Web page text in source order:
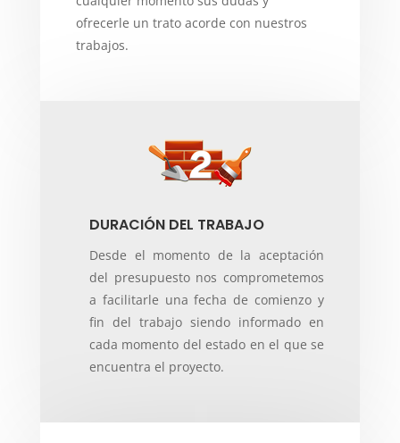
ofrecerle un trato acorde con nuestros
trabajos.
DURACIÓN DEL TRABAJO
Desde el momento de la aceptación
del presupuesto nos comprometemos
a facilitarle una fecha de comienzo y
fin del trabajo siendo informado en
cada momento del estado en el que se
encuentra el proyecto.